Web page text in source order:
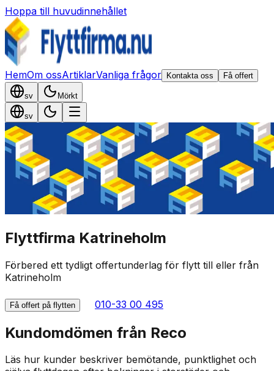
Hoppa till huvudinnehållet
HemOm ossArtiklarVanliga frågor Kontakta oss Få offert
sv Mörkt
sv
Flyttfirma Katrineholm
Förbered ett tydligt offertunderlag för flytt till eller från
Katrineholm
Få offert på flytten 010-33 00 495
Kundomdömen från Reco
Läs hur kunder beskriver bemötande, punktlighet och